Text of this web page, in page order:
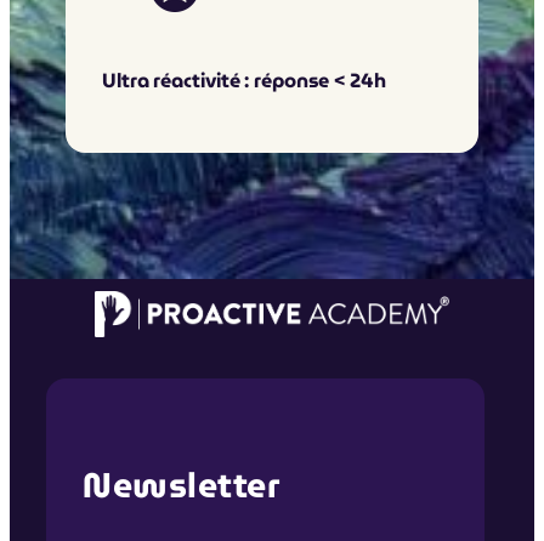
Ultra réactivité : réponse < 24h
Newsletter